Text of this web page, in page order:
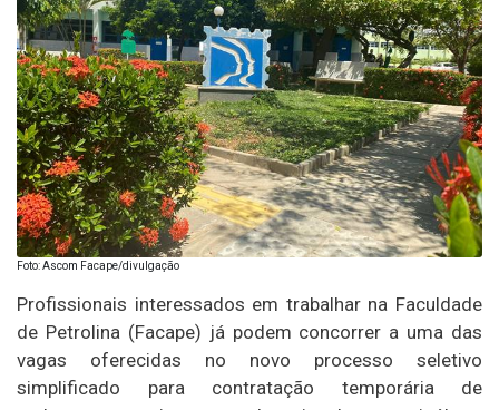
Foto: Ascom Facape/divulgação
Profissionais interessados em trabalhar na Faculdade
de Petrolina (Facape) já podem concorrer a uma das
vagas oferecidas no novo processo seletivo
simplificado para contratação temporária de